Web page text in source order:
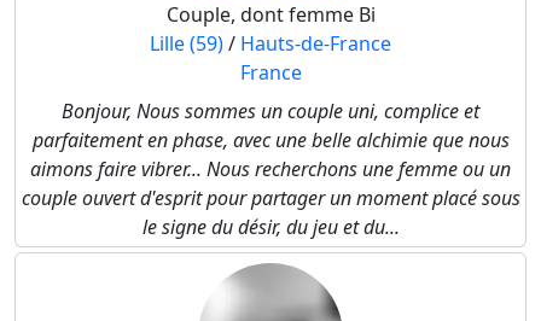
Couple, dont femme Bi
Lille (59)/ Hauts-de-France
France
Bonjour, Nous sommes un couple uni, complice et
parfaitement en phase, avec une belle alchimie que nous
aimons faire vibrer... Nous recherchons une femme ou un
couple ouvert d'esprit pour partager un moment placé sous
le signe du désir, du jeu et du...